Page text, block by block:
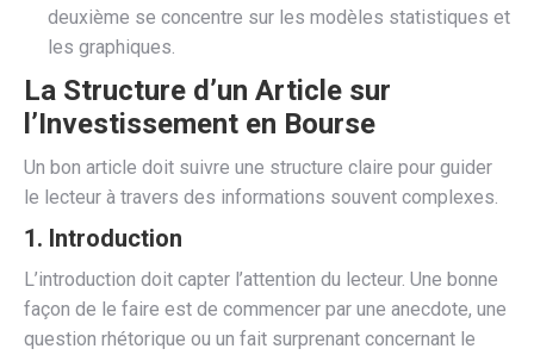
deuxième se concentre sur les modèles statistiques et
les graphiques.
La Structure d’un Article sur
l’Investissement en Bourse
Un bon article doit suivre une structure claire pour guider
le lecteur à travers des informations souvent complexes.
1. Introduction
L’introduction doit capter l’attention du lecteur. Une bonne
façon de le faire est de commencer par une anecdote, une
question rhétorique ou un fait surprenant concernant le